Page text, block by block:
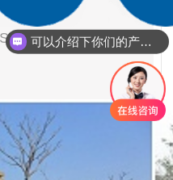
你们是怎么收费的呢